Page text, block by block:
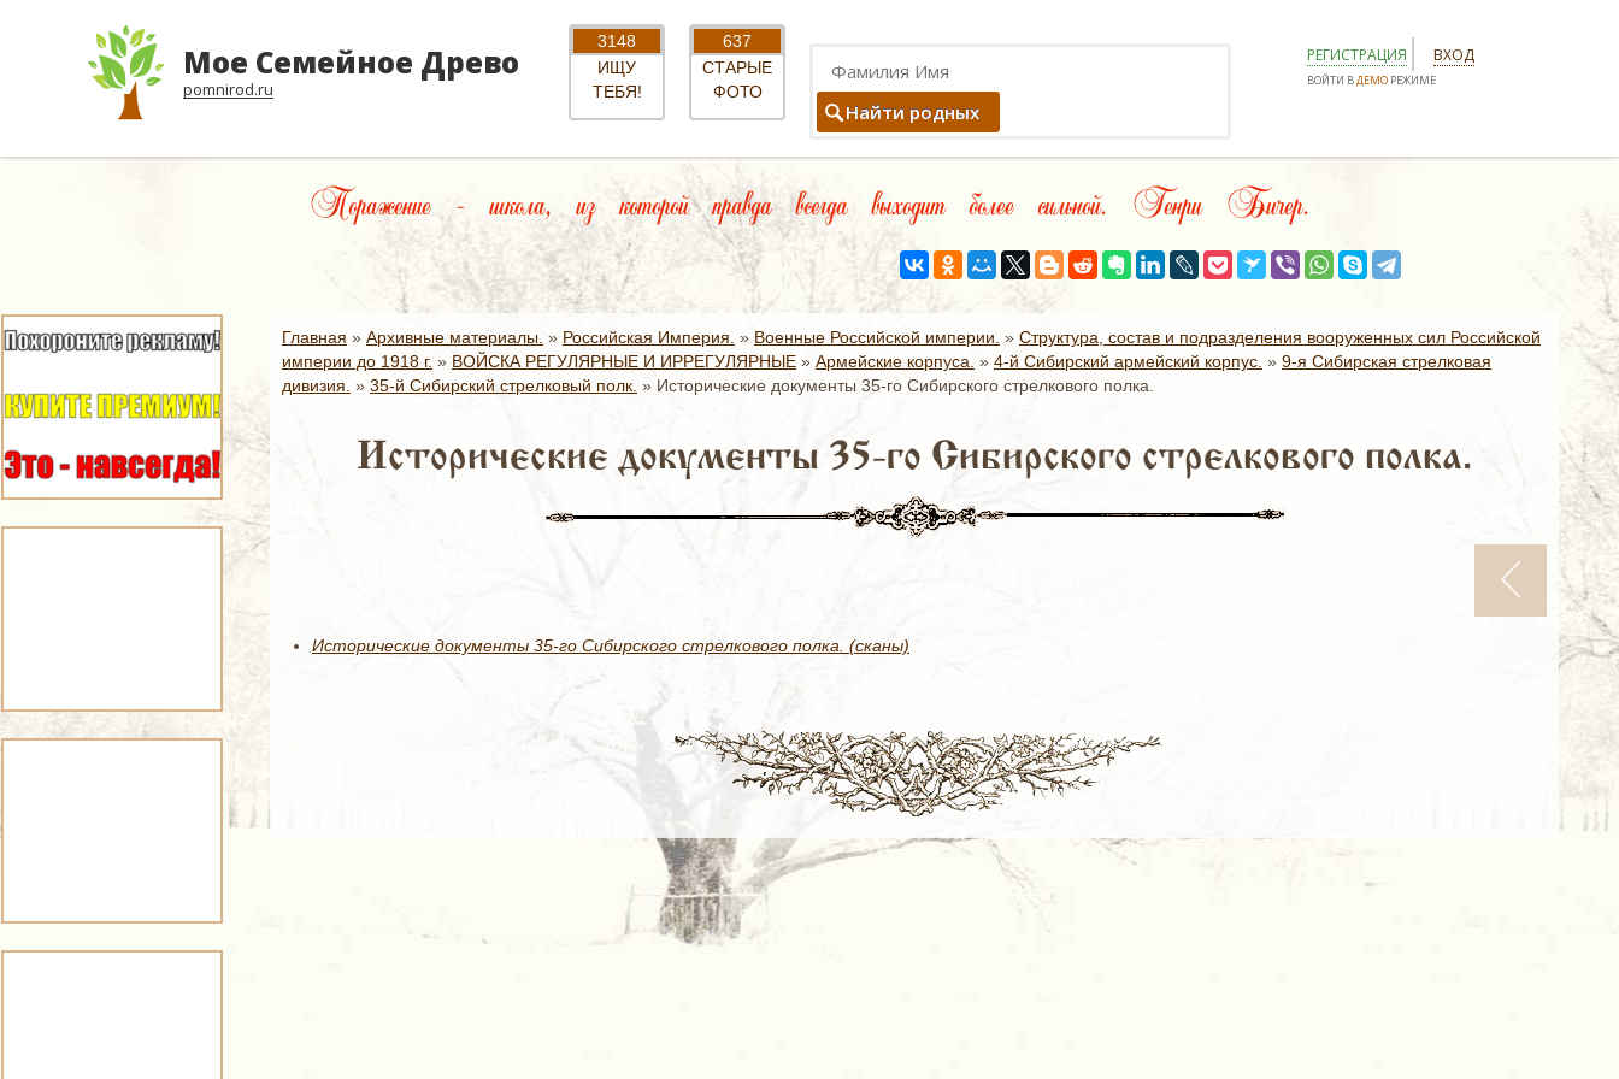
Мое Семейное Древо
pomnirod.ru
3148
ИЩУ
ТЕБЯ!
637
СТАРЫЕ
ФОТО
Найти родных
РЕГИСТРАЦИЯ ВХОД
ВОЙТИ ВДЕМО РЕЖИМЕ
Поражение – школа, из которой правда всегда выходит более сильной. Генри Бичер.
Главная » Архивные материалы. » Российская Империя. » Военные Российской империи. » Структура, состав и подразделения вооруженных сил Российской
империи до 1918 г. » ВОЙСКА РЕГУЛЯРНЫЕ И ИРРЕГУЛЯРНЫЕ » Армейские корпуса. » 4-й Сибирский армейский корпус. » 9-я Сибирская стрелковая
дивизия. » 35-й Сибирский стрелковый полк. » Исторические документы 35-го Сибирского стрелкового полка.
Исторические документы 35-го Сибирского стрелкового полка.
Исторические документы 35-го Сибирского стрелкового полка. (сканы)